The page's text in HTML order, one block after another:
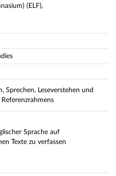
(ELF),
Sprechen, Leseverstehen und
Sprache auf
Texte zu verfassen